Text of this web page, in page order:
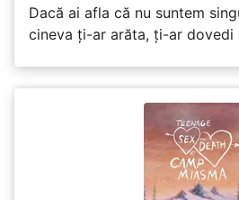
Dacă ai afla că nu suntem
cineva ți-ar arăta, ți-ar dovedi